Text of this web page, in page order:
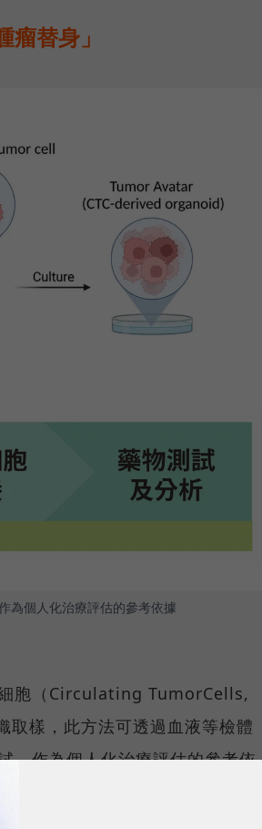
替身」
為個人化治療評估的參考依據
胞（Circulating TumorCells,
取樣，此方法可透過血液等檢體
，作為個人化治療評估的參考依
胞出發，進一步整合藥物測試